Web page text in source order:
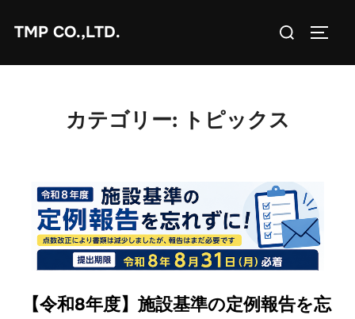
ン
TMP CO.,LTD.
検
対
カテゴリー: トピックス
【令和8年度】施設基準の定例報告を忘